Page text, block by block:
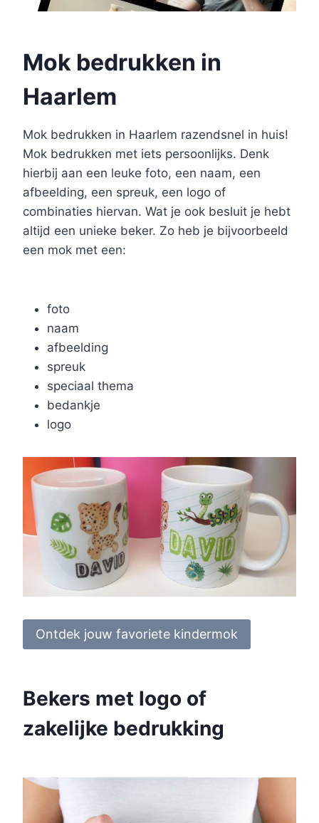
Mok bedrukken in
Haarlem
Mok bedrukken in Haarlem razendsnel in huis!
Mok bedrukken met iets persoonlijks. Denk
hierbij aan een leuke foto, een naam, een
afbeelding, een spreuk, een logo of
combinaties hiervan. Wat je ook besluit je hebt
altijd een unieke beker. Zo heb je bijvoorbeeld
een mok met een:
foto
naam
afbeelding
spreuk
speciaal thema
bedankje
logo
Ontdek jouw favoriete kindermok
Bekers met logo of
zakelijke bedrukking